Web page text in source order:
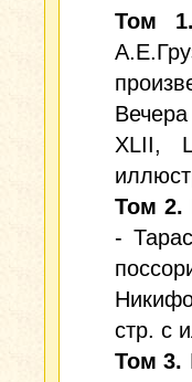
Том 1.
XLII,
Том 2.
-
стр. с
Том 3.